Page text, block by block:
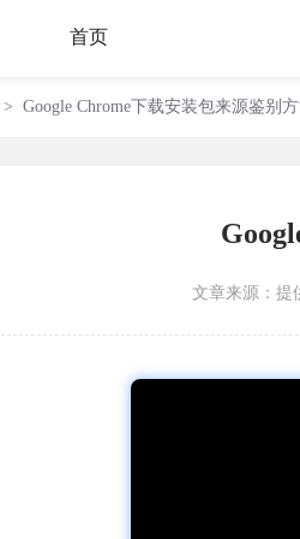
首页
> Google Chrome下载安装包来源鉴别
文章来源： 提